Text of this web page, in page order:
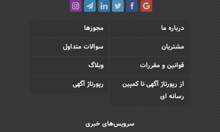
درباره ما
مجوزها
مشتریان
سوالات متداول
قوانین و مقررات
وبلاگ
از رپورتاژ آگهی تا کمپین
رسانه ای
رپورتاژ آگهی
سرویس‌های خبری